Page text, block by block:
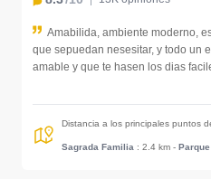
Amabilida, ambiente moderno,
que sepuedan nesesitar, y todo un
amable y que te hasen los dias
Distancia a los principales puntos
Sagrada Familia : 2.4 km -